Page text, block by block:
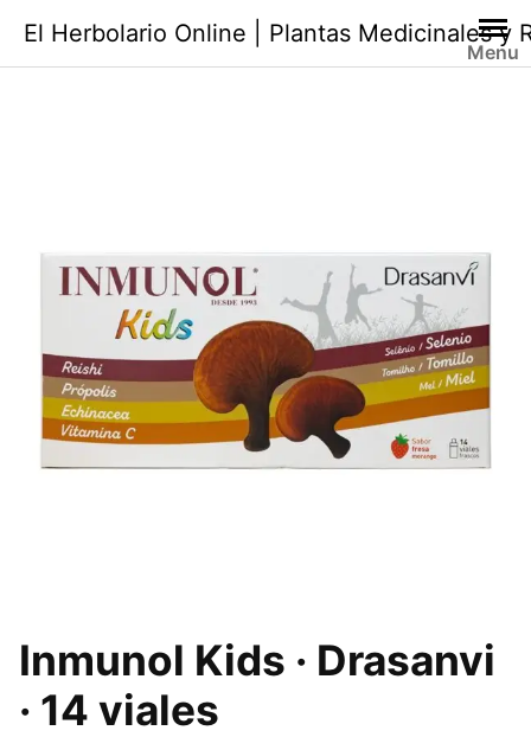
contenido
El Herbolario Online | Plantas Medicinales y
Menu
Inmunol Kids · Drasanvi
· 14 viales